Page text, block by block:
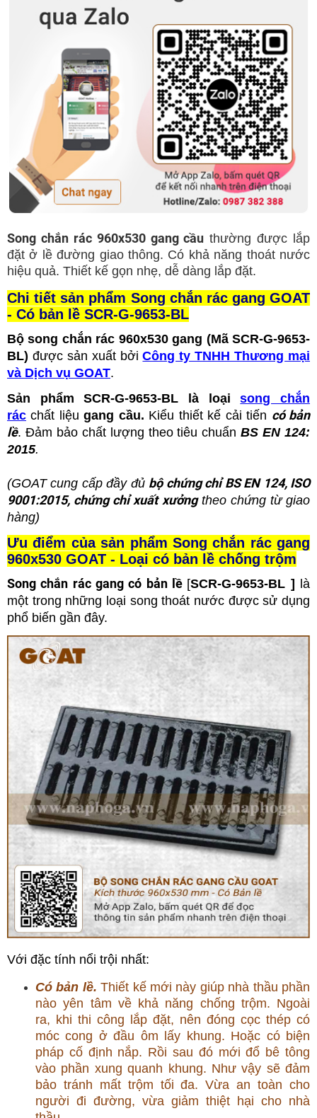
Song chắn rác 960x530 gang cầu thường được lắp
đặt ở lề đường giao thông. Có khả năng thoát nước
hiệu quả. Thiết kế gọn nhẹ, dễ dàng lắp đặt.
Chi tiết sản phẩm Song chắn rác gang GOAT
- Có bản lề SCR-G-9653-BL
Bộ song chắn rác 960x530 gang (Mã SCR-G-9653-
BL) được sản xuất bởi Công ty TNHH Thương mại
và Dịch vụ GOAT.
Sản phẩmSCR-G-9653-BL là loạisong chắn
rác chất liệu gang cầu. Kiểu thiết kế cải tiến có bản
lề. Đảm bảo chất lượng theo tiêu chuẩnBS EN 124:
2015.
(GOAT cung cấp đầy đủ bộ chứng chỉ BS EN 124, ISO
9001:2015, chứng chỉ xuất xưởngtheo chứng từ giao
hàng)
Ưu điểm của sản phẩm Song chắn rác gang
960x530 GOAT - Loại có bản lề chống trộm
Song chắn rác gang có bản lề [SCR-G-9653-BL ] là
một trong những loại song thoát nước được sử dụng
phổ biến gần đây.
Với đặc tính nổi trội nhất:
Có bản lề.Thiết kế mới này giúp nhà thầu phần
nào yên tâm về khả năng chống trộm. Ngoài
ra, khi thi công lắp đặt, nên đóng cọc thép có
móc cong ở đầu ôm lấy khung. Hoặc có biện
pháp cố định nắp. Rồi sau đó mới đổ bê tông
vào phần xung quanh khung. Như vậy sẽ đảm
bảo tránh mất trộm tối đa. Vừa an toàn cho
người đi đường, vừa giảm thiệt hại cho nhà